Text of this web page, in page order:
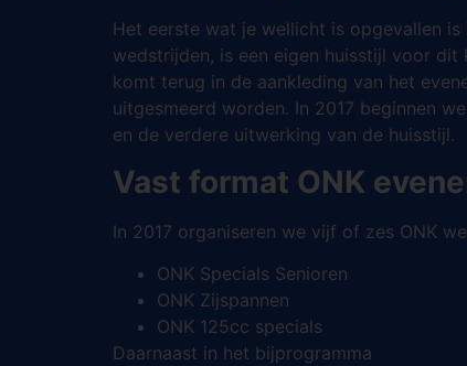
Het eerste wat je wellicht is opgevallen
wedstrijden, is een eigen huisstijl voor
komt terug in de aankleding van het
uitgesmeerd worden. In 2017 beginnen
en de verdere uitwerking van de huisstijl.
Vast format ONK
In 2017 organiseren we vijf of zes ONK
ONK Specials Senioren
ONK Zijspannen
ONK 125cc specials
Daarnaast in het bijprogramma